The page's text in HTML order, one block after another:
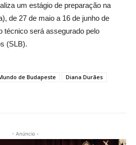
um estágio de preparação na
de 27 de maio a 16 de junho de
técnico será assegurado pelo
(SLB).
de Budapeste
Diana Durães
- Anúncio -